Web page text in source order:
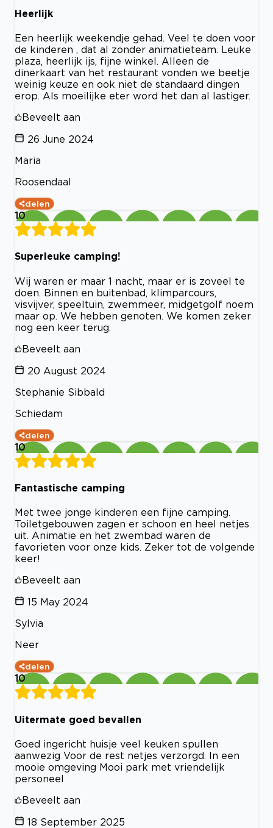
Heerlijk
Een heerlijk weekendje gehad. Veel te doen voor
de kinderen , dat al zonder animatieteam. Leuke
plaza, heerlijk ijs, fijne winkel. Alleen de
dinerkaart van het restaurant vonden we beetje
weinig keuze en ook niet de standaard dingen
erop. Als moeilijke eter word het dan al lastiger.
Beveelt aan
26 June 2024
Maria
Roosendaal
delen
10
Superleuke camping!
Wij waren er maar 1 nacht, maar er is zoveel te
doen. Binnen en buitenbad, klimparcours,
visvijver, speeltuin, zwemmeer, midgetgolf noem
maar op. We hebben genoten. We komen zeker
nog een keer terug.
Beveelt aan
20 August 2024
Stephanie Sibbald
Schiedam
delen
10
Fantastische camping
Met twee jonge kinderen een fijne camping.
Toiletgebouwen zagen er schoon en heel netjes
uit. Animatie en het zwembad waren de
favorieten voor onze kids. Zeker tot de volgende
keer!
Beveelt aan
15 May 2024
Sylvia
Neer
delen
10
Uitermate goed bevallen
Goed ingericht huisje veel keuken spullen
aanwezig Voor de rest netjes verzorgd. In een
mooie omgeving Mooi park met vriendelijk
personeel
Beveelt aan
18 September 2025